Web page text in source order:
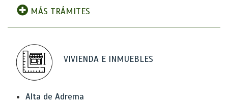
MÁS TRÁMITES
VIVIENDA E INMUEBLES
Alta de Adrema